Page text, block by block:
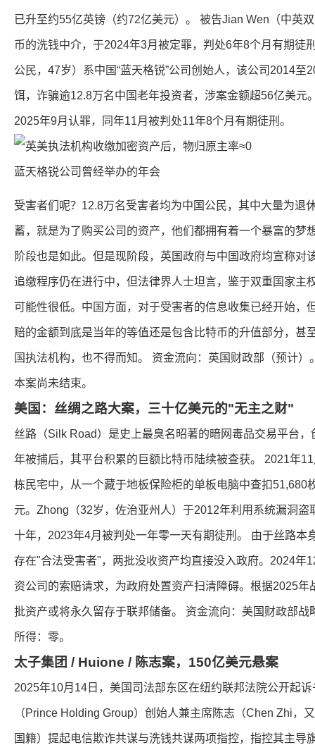
已升至约55亿英镑（约72亿美元）。 被告Jian Wen（中英
币的洗钱中介，于2024年3月被定罪，判处6年8个月有期徒
公民，47岁）系中国“蓝天格锐”公司创始人，该公司2014至
饵，诈骗逾12.8万名中国老年投资者，涉案金额超56亿美元
2025年9月认罪，同年11月被判处11年8个月有期徒刑。
蓝天格锐公司曾经举办的年会
受害者们呢？12.8万名受害者均为中国公民，其中大量为退
蓄，就是为了购买公司的资产，他们都拥有着一个暴富的梦
阶段也是如此。但是现阶段，英国政府与中国政府均宣称对
追缴程序仍在进行中，但法律界人士坦言，鉴于双重国家主
可能性很低。中国方面，对于受害者的信息收集已经开始，
赔的金额到底是当年的等值还是包含比特币的升值部分，甚
国执法机构，也不得而知。 资金流向：英国财政部（预计
本案尚未结束。
美国：丝绸之路大案，三十亿美元的"无主之财"
丝路（Silk Road）是史上最臭名昭著的暗网毒品交易平台
年被捕后，其平台积累的巨额比特币陆续被查获。 2021年
栋民宅中，从一个藏于地板保险柜的单板电脑中查扣51,680
元。Zhong（32岁，佐治亚州人）于2012年利用系统漏洞盗
十年，2023年4月被判处一年零一天有期徒刑。 由于丝路本
存在"合法受害者"，两批没收资产均直接没入政府。2024年
资公司的索赔请求，为政府处置资产扫清障碍。根据2025年
批资产或将永久留存于联邦储备。 资金流向：美国财政部战
所得：零。
太子集团 / Huione / 陈志案，150亿美元悬案
2025年10月14日，美国司法部东区在纽约联邦法院公开起
（Prince Holding Group）创始人兼主席陈志（Chen Zhi，
国籍）提起电信欺诈共谋与洗钱共谋两项指控，指控其主导